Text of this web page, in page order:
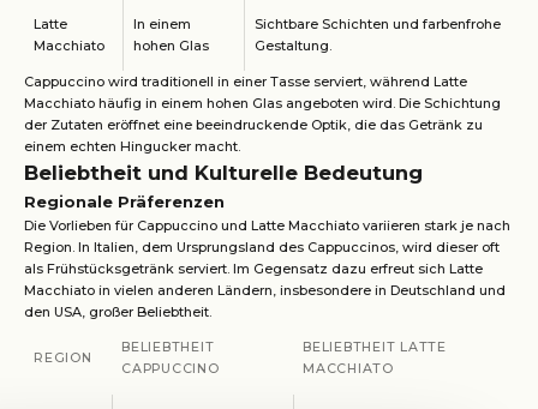
Latte
Macchiato
In einem
hohen Glas
Sichtbare Schichten und farbenfrohe
Gestaltung.
Cappuccino wird traditionell in einer Tasse serviert, während Latte
Macchiato häufig in einem hohen Glas angeboten wird. Die Schichtung
der Zutaten eröffnet eine beeindruckende Optik, die das Getränk zu
einem echten Hingucker macht.
Beliebtheit und Kulturelle Bedeutung
Regionale Präferenzen
Die Vorlieben für Cappuccino und Latte Macchiato variieren stark je nach
Region. In Italien, dem Ursprungsland des Cappuccinos, wird dieser oft
als Frühstücksgetränk serviert. Im Gegensatz dazu erfreut sich Latte
Macchiato in vielen anderen Ländern, insbesondere in Deutschland und
den USA, großer Beliebtheit.
REGION
BELIEBTHEIT
CAPPUCCINO
BELIEBTHEIT LATTE
MACCHIATO